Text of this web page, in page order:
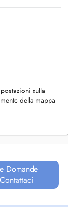
sulla
della mappa
Domande